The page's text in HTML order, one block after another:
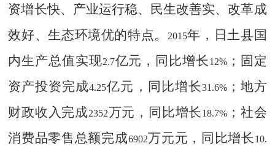
资增长快、产业运行稳、民生改善实、改革成
效好、生态环境优的特点。
2015年，日土县国
内生产总值实现2.7亿元，同比增长 12%；固定
资产投资完成4.25亿元，同比增长31.6%；地方
财政收入完成2352万元，同比增长 18.7% ；社会
消费品零售总额完成6902万元元，同比增长 10.